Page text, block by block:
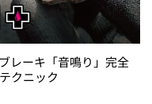
レーキ「音鳴り」完全
クニック